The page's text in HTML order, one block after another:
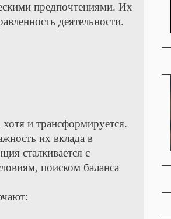
предпочтениями. Их
деятельности.
и трансформируется.
их вклада в
сталкивается с
поиском баланса